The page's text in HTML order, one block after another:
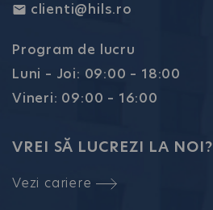
clienti@hils.ro
Program de lucru
Luni – Joi: 09:00 – 18:00
Vineri: 09:00 – 16:00
VREI SĂ LUCREZI LA NOI?
Vezi cariere